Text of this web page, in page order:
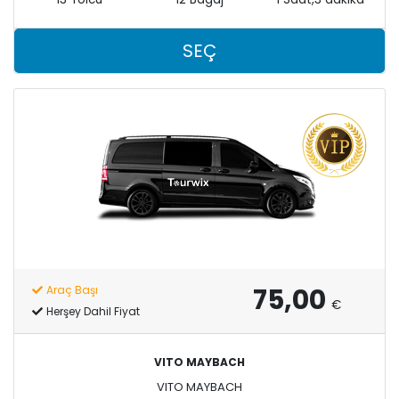
SEÇ
Araç Başı
Herşey Dahil Fiyat
75,00 €
VITO MAYBACH
VITO MAYBACH